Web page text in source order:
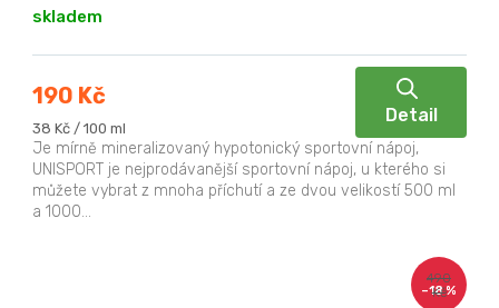
skladem
190 Kč
Měrná
cena:
38 Kč / 100 ml
Detail
Je mírně mineralizovaný hypotonický sportovní nápoj,
UNISPORT je nejprodávanější sportovní nápoj, u kterého si
můžete vybrat z mnoha příchutí a ze dvou velikostí 500 ml
a 1000...
490
Kč
–18 %